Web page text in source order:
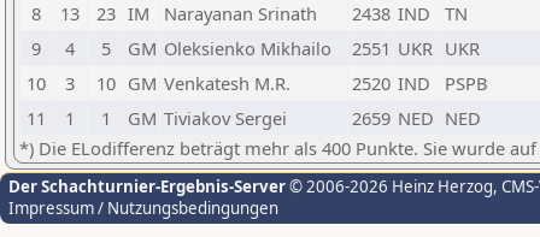
8
13 23 IM Narayanan Srinath 2438 IND
TN
9
4 5 GM Oleksienko Mikhailo 2551 UKR UKR
10
3 10 GM Venkatesh M.R. 2520 IND
PSPB
11
1 1 GM Tiviakov Sergei 2659 NED NED
*) Die ELodifferenz beträgt mehr als 400 Punkte. Sie wurde
Der Schachturnier-Ergebnis-Server© 2006-2026 Heinz Herzog,
Impressum / Nutzungsbedingungen